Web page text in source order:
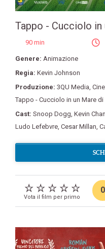
Tappo - Cucciolo in
90 min
Genere: Animazione
Regia: Kevin Johnson
Produzione: 3QU Media,
Tappo - Cucciolo in un Mare di
Cast: Snoop Dogg, Kevin
Ludo Lefebvre, Cesar Millan,
Vota il film per primo
0